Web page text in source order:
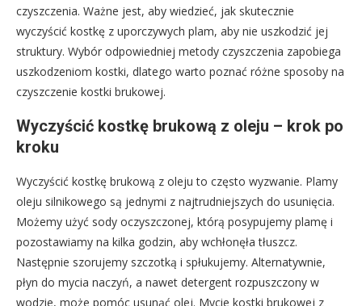
czyszczenia. Ważne jest, aby wiedzieć, jak skutecznie
wyczyścić kostkę z uporczywych plam, aby nie uszkodzić jej
struktury. Wybór odpowiedniej metody czyszczenia zapobiega
uszkodzeniom kostki, dlatego warto poznać różne sposoby na
czyszczenie kostki brukowej.
Wyczyścić kostkę brukową z oleju – krok po
kroku
Wyczyścić kostkę brukową z oleju to często wyzwanie. Plamy
oleju silnikowego są jednymi z najtrudniejszych do usunięcia.
Możemy użyć sody oczyszczonej, którą posypujemy plamę i
pozostawiamy na kilka godzin, aby wchłonęła tłuszcz.
Następnie szorujemy szczotką i spłukujemy. Alternatywnie,
płyn do mycia naczyń, a nawet detergent rozpuszczony w
wodzie, może pomóc usunąć olej. Mycie kostki brukowej z